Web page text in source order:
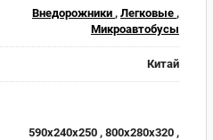
Внедорожники , Легковые ,
Микроавтобусы
Китай
590х240х250 , 800х280х320 ,